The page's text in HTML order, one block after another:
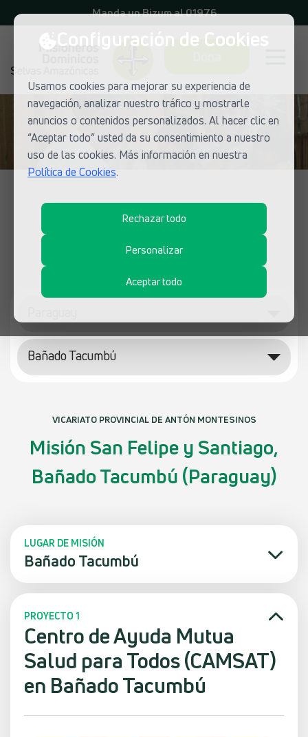
Configuración de Cookies
Usamos cookies para mejorar su experiencia de
navegación, analizar nuestro tráfico y mostrarle
anuncios o contenidos personalizados. Al hacer clic en
“Aceptar todo” usted da su consentimiento a nuestro
uso de las cookies. Más información en nuestra
Política de Cookies.
Rechazar todo
Personalizar
Aceptar todo
Manda un Bizum al 01976
Descubre los proyectos de
Selvas Amazónicas
Bañado Tacumbú
VICARIATO PROVINCIAL DE ANTÓN MONTESINOS
Misión San Felipe y Santiago,
Bañado Tacumbú (Paraguay)
LUGAR DE MISIÓN
Bañado Tacumbú
PROYECTO 1
Centro de Ayuda Mutua
Salud para Todos (CAMSAT)
en Bañado Tacumbú